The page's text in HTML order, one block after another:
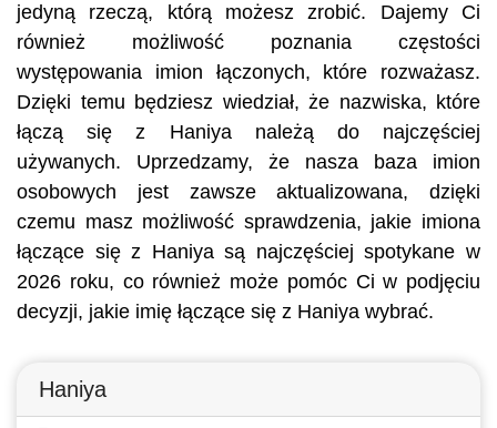
jedyną rzeczą, którą możesz zrobić. Dajemy Ci
również możliwość poznania częstości
występowania imion łączonych, które rozważasz.
Dzięki temu będziesz wiedział, że nazwiska, które
łączą się z Haniya należą do najczęściej
używanych. Uprzedzamy, że nasza baza imion
osobowych jest zawsze aktualizowana, dzięki
czemu masz możliwość sprawdzenia, jakie imiona
łączące się z Haniya są najczęściej spotykane w
2026 roku, co również może pomóc Ci w podjęciu
decyzji, jakie imię łączące się z Haniya wybrać.
Haniya